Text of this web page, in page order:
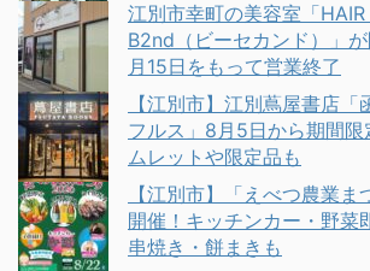
江別市幸町の美容室「
B2nd（ビーセカンド）」
月15日をもって営業終了
【江別市】江別蔦屋書店「
フルス」8月5日から期間限
ムレットや限定品も
【江別市】「えべつ農業
開催！キッチンカー・野菜
串焼き・餅まきも